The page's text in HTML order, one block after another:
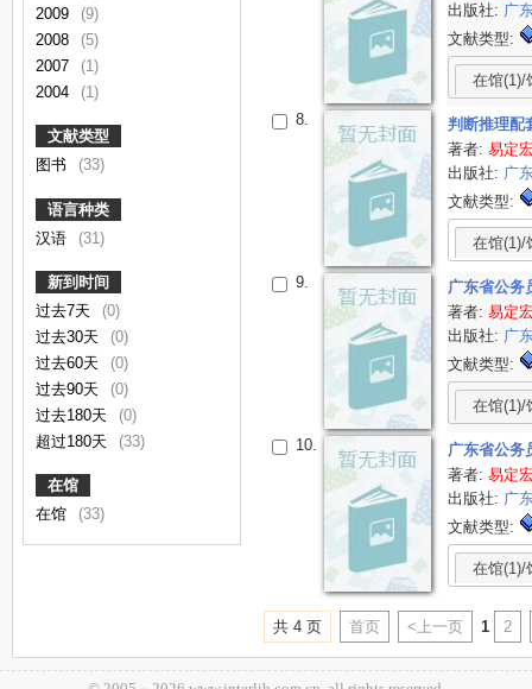
2009
(9)
2008
(5)
2007
(1)
2004
(1)
文献类型
图书
(33)
语言种类
汉语
(31)
新到时间
过去7天
(0)
过去30天
(0)
过去60天
(0)
过去90天
(0)
过去180天
(0)
超过180天
(33)
在馆
在馆
(33)
出版社: 广
文献类型:
在馆(1)/
8.
判断推理配
著者:易定
出版社: 广
文献类型:
在馆(1)/
9.
广东省公务
著者:易定
出版社: 广
文献类型:
在馆(1)/
10.
广东省公务
著者:易定
出版社: 广
文献类型:
在馆(1)/
共 4 页 首页 <上一页 1 2